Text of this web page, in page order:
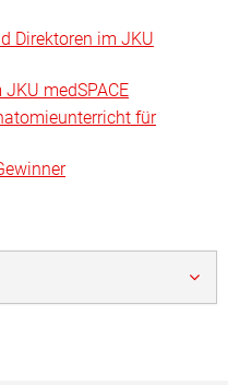
Direktoren im JKU
medSPACE
für